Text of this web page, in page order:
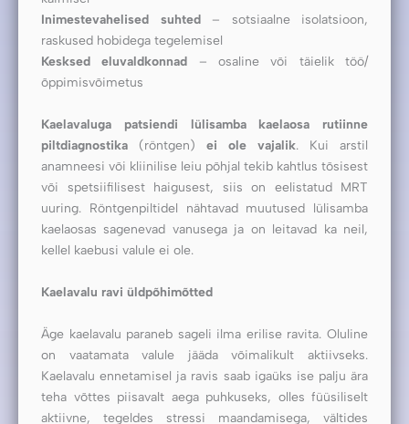
Inimestevahelised suhted– sotsiaalne isolatsioon,
raskused hobidega tegelemisel
Kesksed eluvaldkonnad – osaline või täielik töö/
õppimisvõimetus
Kaelavaluga patsiendi lülisamba kaelaosa rutiinne
piltdiagnostika (röntgen) ei ole vajalik. Kui arstil
anamneesi või kliinilise leiu põhjal tekib kahtlus tõsisest
või spetsiifilisest haigusest, siis on eelistatud MRT
uuring. Röntgenpiltidel nähtavad muutused lülisamba
kaelaosas sagenevad vanusega ja on leitavad ka neil,
kellel kaebusi valule ei ole.
Kaelavalu ravi üldpõhimõtted
Äge kaelavalu paraneb sageli ilma erilise ravita. Oluline
on vaatamata valule jääda võimalikult aktiivseks.
Kaelavalu ennetamisel ja ravis saab igaüks ise palju ära
teha võttes piisavalt aega puhkuseks, olles füüsiliselt
aktiivne, tegeldes stressi maandamisega, vältides